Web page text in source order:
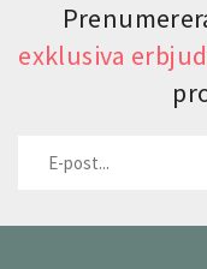
exklusiva